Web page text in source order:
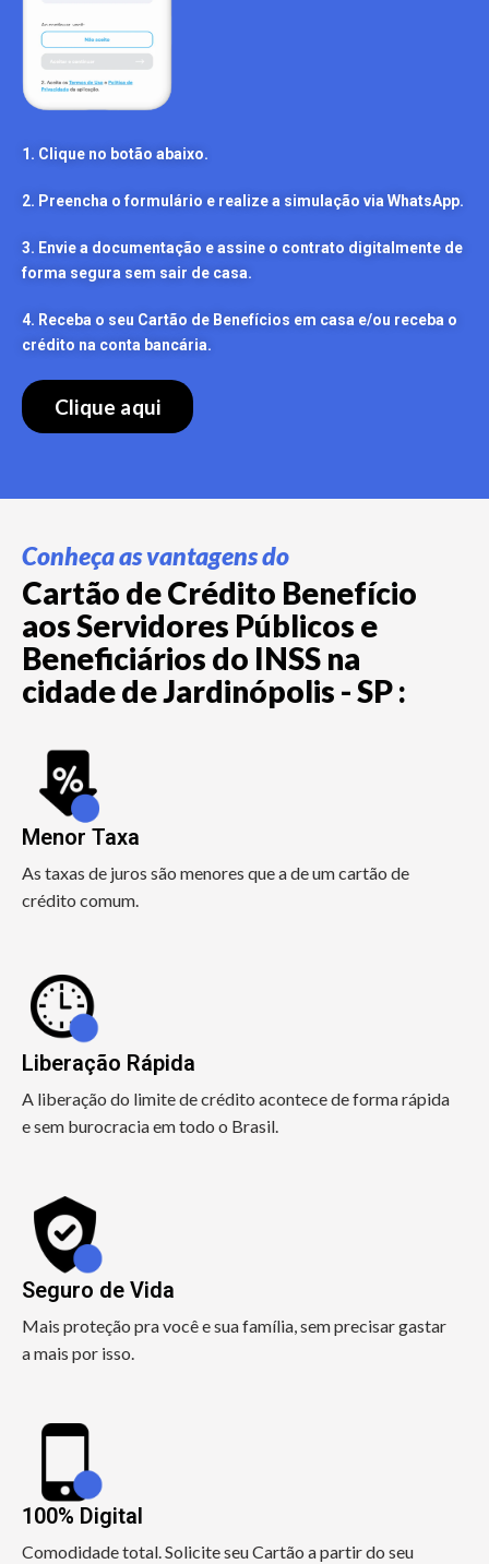
1. Clique no botão abaixo.
2. Preencha o formulário e realize a simulação via WhatsApp.
3. Envie a documentação e assine o contrato digitalmente de
forma segura sem sair de casa.
4. Receba o seu Cartão de Benefícios em casa e/ou receba o
crédito na conta bancária.
Clique aqui
Conheça as vantagens do
Cartão de Crédito Benefício
aos Servidores Públicos e
Beneficiários do INSS na
cidade de Jardinópolis - SP :
Menor Taxa
As taxas de juros são menores que a de um cartão de
crédito comum.
Liberação Rápida
A liberação do limite de crédito acontece de forma rápida
e sem burocracia em todo o Brasil.
Seguro de Vida
Mais proteção pra você e sua família, sem precisar gastar
a mais por isso.
100% Digital
Comodidade total. Solicite seu Cartão a partir do seu